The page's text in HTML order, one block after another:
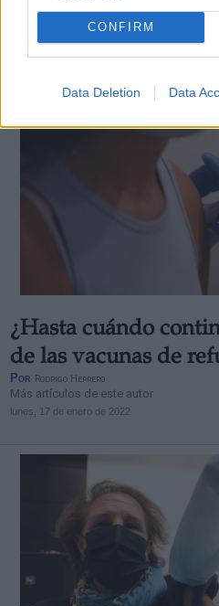
CONFIRM
Data Deletion Data
jueves, 30 de diciembre de 2021
¿Hasta cuándo
de las vacunas de
Por Rodrigo Herrero
Más artículos de este autor
lunes, 17 de enero de 2022